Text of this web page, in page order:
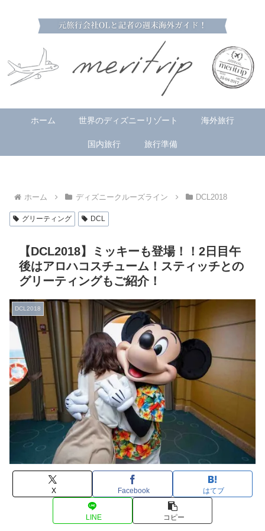
ホーム 世界のディズニーリゾート 海外旅行
国内旅行 旅行準備
ホーム ディズニークルーズライン DCL2018
グリーティング DCL
【DCL2018】ミッキーも登場！！2日目午
後はアロハコスチューム！スティッチとの
グリーティングもご紹介！
DCL2018
X Facebook はてブ
LINE コピー